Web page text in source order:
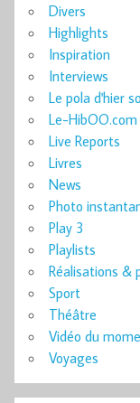
Divers
Highlights
Inspiration
Interviews
Le pola d'hier
Le-HibOO.com
Live Reports
Livres
News
Photo
Play 3
Playlists
Réalisations &
Sport
Théâtre
Vidéo du
Voyages